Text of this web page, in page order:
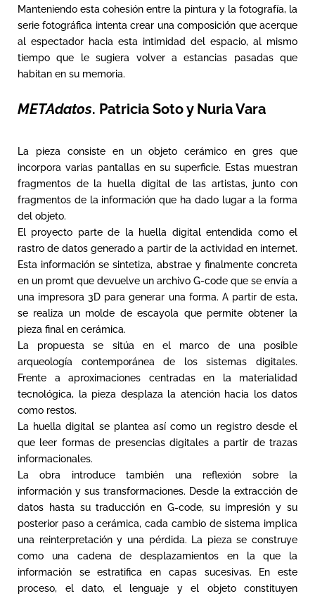
Manteniendo esta cohesión entre la pintura y la fotografía, la
serie fotográfica intenta crear una composición que acerque
al espectador hacia esta intimidad del espacio, al mismo
tiempo que le sugiera volver a estancias pasadas que
habitan en su memoria.
METAdatos. Patricia Soto y Nuria Vara
La pieza consiste en un objeto cerámico en gres que
incorpora varias pantallas en su superficie. Estas muestran
fragmentos de la huella digital de las artistas, junto con
fragmentos de la información que ha dado lugar a la forma
del objeto.
El proyecto parte de la huella digital entendida como el
rastro de datos generado a partir de la actividad en internet.
Esta información se sintetiza, abstrae y finalmente concreta
en un promt que devuelve un archivo G-code que se envía a
una impresora 3D para generar una forma. A partir de esta,
se realiza un molde de escayola que permite obtener la
pieza final en cerámica.
La propuesta se sitúa en el marco de una posible
arqueología contemporánea de los sistemas digitales.
Frente a aproximaciones centradas en la materialidad
tecnológica, la pieza desplaza la atención hacia los datos
como restos.
La huella digital se plantea así como un registro desde el
que leer formas de presencias digitales a partir de trazas
informacionales.
La obra introduce también una reflexión sobre la
información y sus transformaciones. Desde la extracción de
datos hasta su traducción en G-code, su impresión y su
posterior paso a cerámica, cada cambio de sistema implica
una reinterpretación y una pérdida. La pieza se construye
como una cadena de desplazamientos en la que la
información se estratifica en capas sucesivas. En este
proceso, el dato, el lenguaje y el objeto constituyen